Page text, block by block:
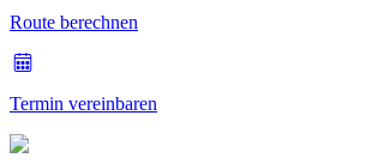
Route berechnen
Termin vereinbaren